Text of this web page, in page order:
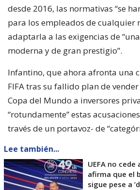
desde 2016, las normativas “se
para los empleados de cualquier
adaptarla a las exigencias de
moderna y de gran prestigio”.
Infantino, que ahora afronta una
FIFA tras su fallido plan de
Copa del Mundo a inversores
“rotundamente” estas
través de un portavoz- de
Lee también...
UEFA no
afirma que el
sigue pese a